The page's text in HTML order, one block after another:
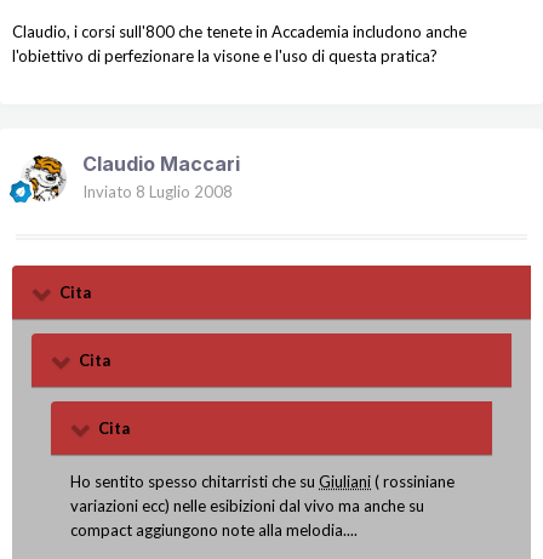
Claudio, i corsi sull'800 che tenete in Accademia includono anche
l'obiettivo di perfezionare la visone e l'uso di questa pratica?
Claudio Maccari
Inviato 8 Luglio 2008
Cita
Cita
Cita
Ho sentito spesso chitarristi che su Giuliani( rossiniane
variazioni ecc) nelle esibizioni dal vivo ma anche su
compact aggiungono note alla melodia....